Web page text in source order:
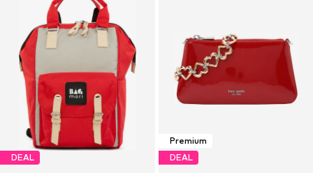
DEAL
Premium
DEAL